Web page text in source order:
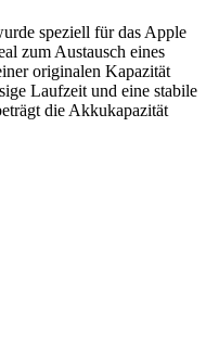
speziell für das Apple
zum Austausch eines
originalen Kapazität
Laufzeit und eine stabile
die Akkukapazität